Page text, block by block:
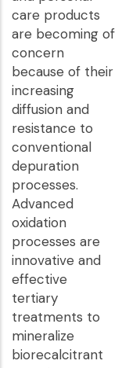
care products
are becoming of
concern
because of their
increasing
diffusion and
resistance to
conventional
depuration
processes.
Advanced
oxidation
processes are
innovative and
effective
tertiary
treatments to
mineralize
biorecalcitrant